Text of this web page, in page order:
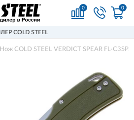
0 0
Нож COLD STEEL VERDICT SPEAR FL-